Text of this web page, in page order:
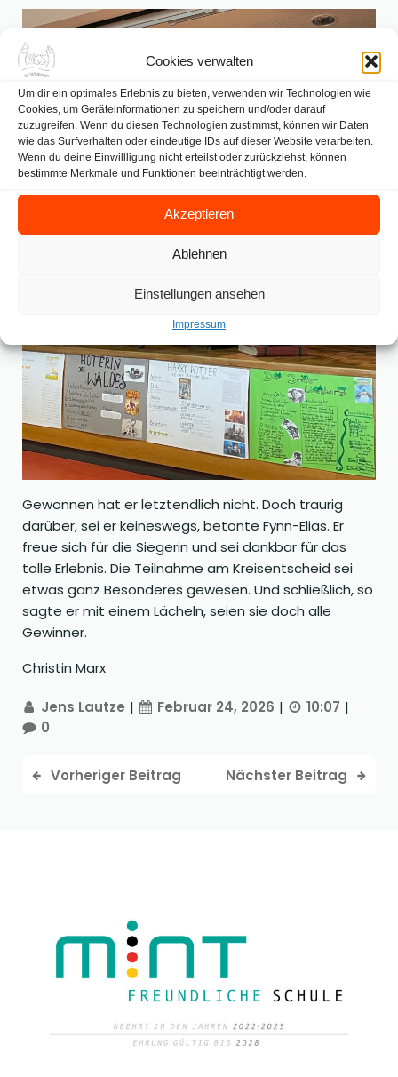
Cookies verwalten
Um dir ein optimales Erlebnis zu bieten, verwenden wir Technologien wie
Cookies, um Geräteinformationen zu speichern und/oder darauf
zuzugreifen. Wenn du diesen Technologien zustimmst, können wir Daten
wie das Surfverhalten oder eindeutige IDs auf dieser Website verarbeiten.
Wenn du deine Einwillligung nicht erteilst oder zurückziehst, können
bestimmte Merkmale und Funktionen beeinträchtigt werden.
Akzeptieren
Ablehnen
Einstellungen ansehen
Impressum
Gewonnen hat er letztendlich nicht. Doch traurig
darüber, sei er keineswegs, betonte Fynn-Elias. Er
freue sich für die Siegerin und sei dankbar für das
tolle Erlebnis. Die Teilnahme am Kreisentscheid sei
etwas ganz Besonderes gewesen. Und schließlich, so
sagte er mit einem Lächeln, seien sie doch alle
Gewinner.
Christin Marx
Jens Lautze | Februar 24, 2026 | 10:07 |
0
Vorheriger Beitrag Nächster Beitrag